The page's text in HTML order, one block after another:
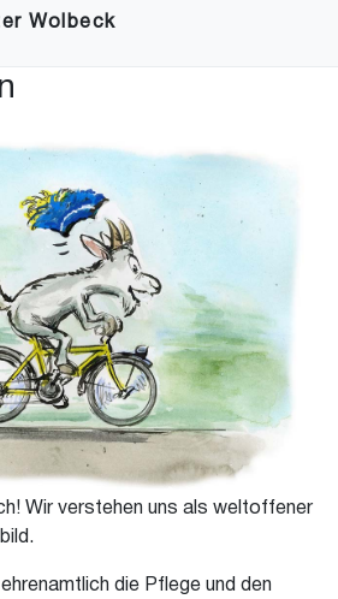
Wolbeck
Wir verstehen uns als weltoffener
die Pflege und den